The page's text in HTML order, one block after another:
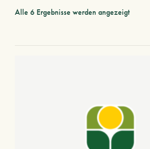
Alle 6 Ergebnisse werden angezeigt